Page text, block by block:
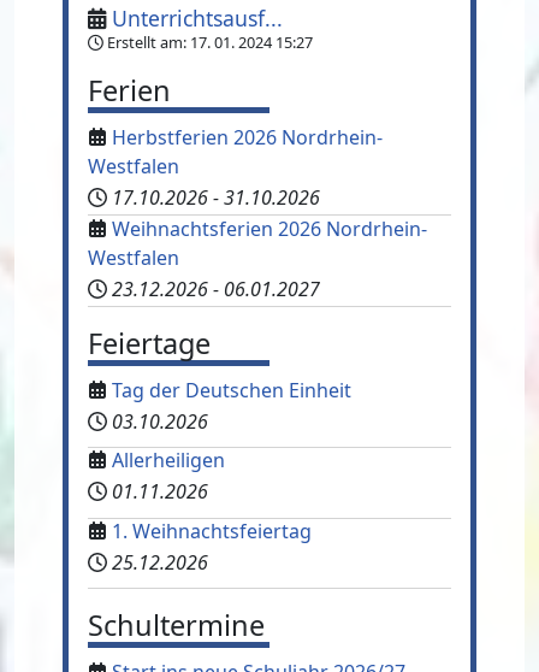
Unterrichtsausf...
Erstellt am: 17. 01. 2024 15:27
Ferien
Herbstferien 2026 Nordrhein-
Westfalen
17.10.2026-31.10.2026
Weihnachtsferien 2026 Nordrhein-
Westfalen
23.12.2026- 06.01.2027
Feiertage
Tag der Deutschen Einheit
03.10.2026
Allerheiligen
01.11.2026
1. Weihnachtsfeiertag
25.12.2026
Schultermine